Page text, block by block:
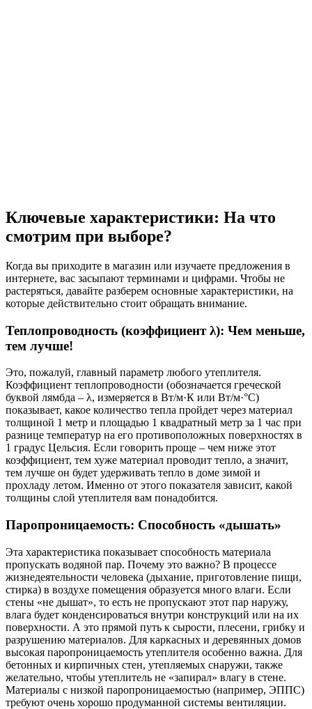
Ключевые характеристики: На что
смотрим при выборе?
Когда вы приходите в магазин или изучаете предложения в
интернете, вас засыпают терминами и цифрами. Чтобы не
растеряться, давайте разберем основные характеристики, на
которые действительно стоит обращать внимание.
Теплопроводность (коэффициент λ): Чем меньше,
тем лучше!
Это, пожалуй, главный параметр любого утеплителя.
Коэффициент теплопроводности (обозначается греческой
буквой лямбда – λ, измеряется в Вт/м·К или Вт/м·°С)
показывает, какое количество тепла пройдет через материал
толщиной 1 метр и площадью 1 квадратный метр за 1 час при
разнице температур на его противоположных поверхностях в
1 градус Цельсия. Если говорить проще – чем ниже этот
коэффициент, тем хуже материал проводит тепло, а значит,
тем лучше он будет удерживать тепло в доме зимой и
прохладу летом. Именно от этого показателя зависит, какой
толщины слой утеплителя вам понадобится.
Паропроницаемость: Способность «дышать»
Эта характеристика показывает способность материала
пропускать водяной пар. Почему это важно? В процессе
жизнедеятельности человека (дыхание, приготовление пищи,
стирка) в воздухе помещения образуется много влаги. Если
стены «не дышат», то есть не пропускают этот пар наружу,
влага будет конденсироваться внутри конструкций или на их
поверхности. А это прямой путь к сырости, плесени, грибку и
разрушению материалов. Для каркасных и деревянных домов
высокая паропроницаемость утеплителя особенно важна. Для
бетонных и кирпичных стен, утепляемых снаружи, также
желательно, чтобы утеплитель не «запирал» влагу в стене.
Материалы с низкой паропроницаемостью (например, ЭППС)
требуют очень хорошо продуманной системы вентиляции.